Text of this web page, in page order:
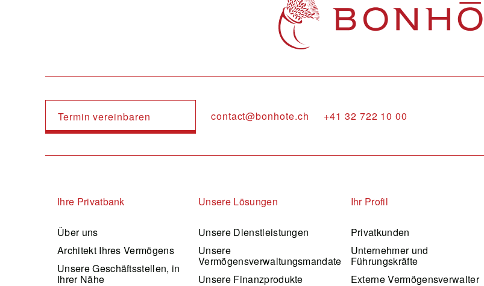
Termin vereinbaren contact@bonhote.ch +41 32 722 10 00
Navigation principale
Ihre Privatbank
Über uns
Architekt Ihres Vermögens
Unsere Geschäftsstellen, in
Ihrer Nähe
Unsere Lösungen
Unsere Dienstleistungen
Unsere
Vermögensverwaltungsmandate
Unsere Finanzprodukte
Ihr Profil
Privatkunden
Unternehmer und
Führungskräfte
Externe Vermögensverwalter